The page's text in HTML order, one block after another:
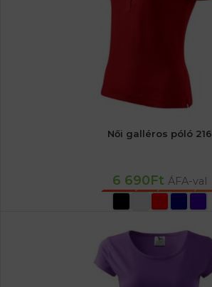
Női galléros póló 216
6 690Ft ÁFA-val
OPCIÓK VÁLASZTÁSA